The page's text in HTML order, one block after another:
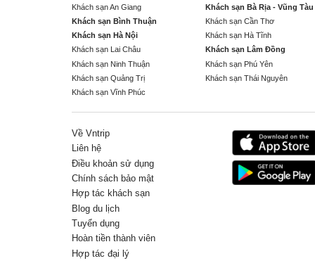
Khách sạn An Giang Khách sạn Bà Rịa - Vũng Tàu
Khách sạn Bình Thuận
Khách sạn Cần Thơ
Khách sạn Hà Nội
Khách sạn Hà Tĩnh
Khách sạn Lai Châu
Khách sạn Lâm Đồng
Khách sạn Ninh Thuận
Khách sạn Phú Yên
Khách sạn Quảng Trị
Khách sạn Thái Nguyên
Khách sạn Vĩnh Phúc
Về Vntrip
Liên hệ
Điều khoản sử dụng
Chính sách bảo mật
Hợp tác khách sạn
Blog du lịch
Tuyển dụng
Hoàn tiền thành viên
Hợp tác đại lý